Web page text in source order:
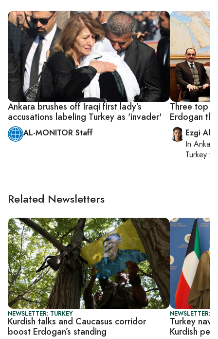
Ankara brushes off Iraqi first lady’s
accusations labeling Turkey as 'invader'
AL-MONITOR Staff
Three top
Erdogan
Ezgi
In Ankara
Turkey
Related Newsletters
NEWSLETTER: TURKEY
Kurdish talks and Caucasus corridor
boost Erdogan’s standing
NEWSLETTER:
Turkey
Kurdish